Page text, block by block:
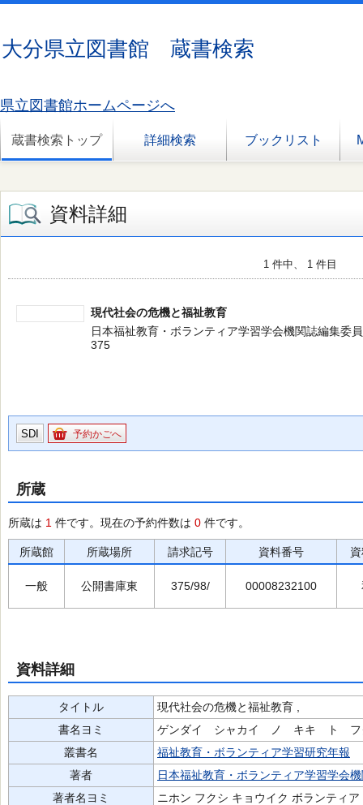
大分県立図書館 蔵書検索
県立図書館ホームページへ
蔵書検索トップ 詳細検索 ブックリスト
資料詳細
1 件中、 1 件目
現代社会の危機と福祉教育
日本福祉教育・ボランティア学習学会機関誌編集委
375
SDI 予約かごへ
所蔵
所蔵は 1 件です。現在の予約件数は 0 件です。
所蔵館 所蔵場所 請求記号 資料番号
一般 公開書庫東 375/98/ 00008232100
資料詳細
タイトル
現代社会の危機と福祉教育 ,
書名ヨミ
ゲンダイ シャカイ ノ キキ ト フ
叢書名
福祉教育・ボランティア学習研究年報
著者
日本福祉教育・ボランティア学習学会
著者名ヨミ
ニホン フクシ キョウイク ボランティ